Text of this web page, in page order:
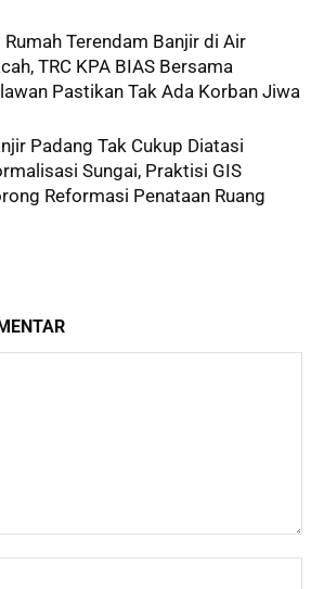
Rumah Terendam Banjir di Air
TRC KPA BIAS Bersama
Pastikan Tak Ada Korban Jiwa
Padang Tak Cukup Diatasi
Sungai, Praktisi GIS
Reformasi Penataan Ruang